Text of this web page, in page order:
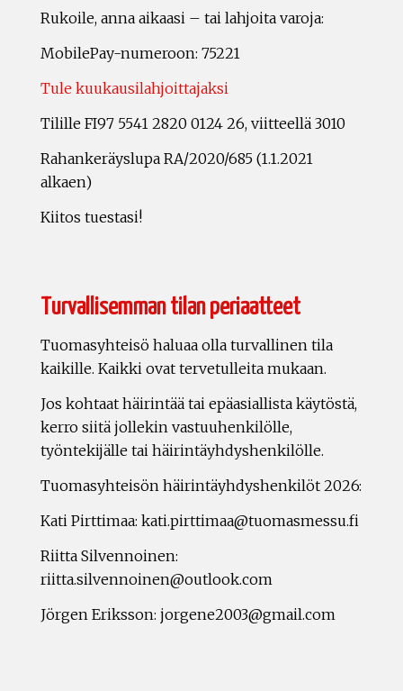
Rukoile, anna aikaasi – tai lahjoita varoja:
MobilePay-numeroon: 75221
Tule kuukausilahjoittajaksi
Tilille FI97 5541 2820 0124 26, viitteellä 3010
Rahankeräyslupa RA/2020/685 (1.1.2021
alkaen)
Kiitos tuestasi!
Turvallisemman tilan periaatteet
Tuomasyhteisö haluaa olla turvallinen tila
kaikille. Kaikki ovat tervetulleita mukaan.
Jos kohtaat häirintää tai epäasiallista käytöstä,
kerro siitä jollekin vastuuhenkilölle,
työntekijälle tai häirintäyhdyshenkilölle.
Tuomasyhteisön häirintäyhdyshenkilöt 2026:
Kati Pirttimaa: kati.pirttimaa@tuomasmessu.fi
Riitta Silvennoinen:
riitta.silvennoinen@outlook.com
Jörgen Eriksson: jorgene2003@gmail.com